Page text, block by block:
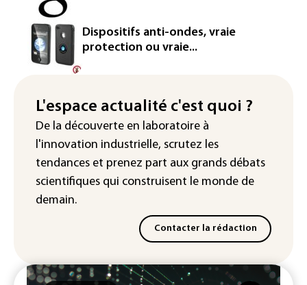
Canicule: à l'arrêt depuis fin juillet, la
centrale de Golfech reconnectée au
réseau
Véhicules de livraison autonomes: la
homologation
Iris³: Eutelsat investira 3,4 milliards
d'euros dans la future constellation
européenne
Dispositifs anti-ondes, vraie
protection ou vraie...
L'espace actualité c'est quoi ?
De la découverte en laboratoire à
l'innovation industrielle, scrutez les
tendances et prenez part aux grands débats
scientifiques qui construisent le monde de
demain.
Contacter la rédaction